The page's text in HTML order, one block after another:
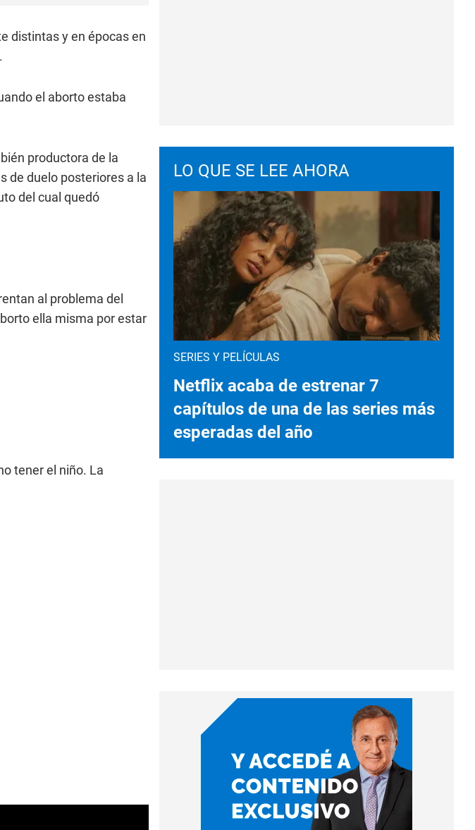
distintas y en épocas en
el aborto estaba
productora de la
de duelo posteriores a la
del cual quedó
al problema del
ella misma por estar
tener el niño. La
LO QUE SE LEE AHORA
SERIES Y PELÍCULAS
Netflix acaba de estrenar 7
capítulos de una de las series más
esperadas del año